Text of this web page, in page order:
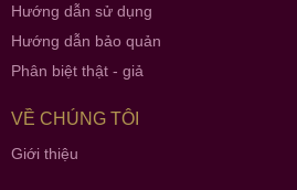
Hướng dẫn sử dụng
Hướng dẫn bảo quản
Phân biệt thật - giả
VỀ CHÚNG TÔI
Giới thiệu